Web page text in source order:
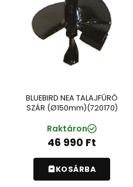
BLUEBIRD NEA TALAJFÚRÓ
SZÁR (Ø150mm)(720170)
Raktáron
46 990 Ft
KOSÁRBA